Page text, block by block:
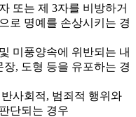
또는 제 3자를 비방하거
로 명예를 손상시키는 경
미풍양속에 위반되는 내
장, 도형 등을 유포하는 경
사회적, 범죄적 행위와
단되는 경우